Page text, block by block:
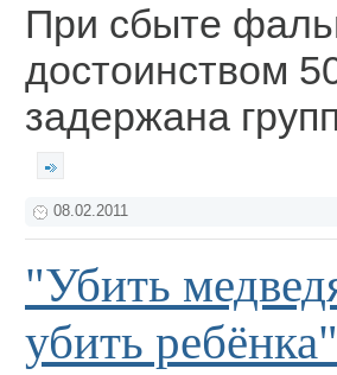
При сбыте
достоинством
задержана
08.02.2011
"Убить
убить ребёнка"